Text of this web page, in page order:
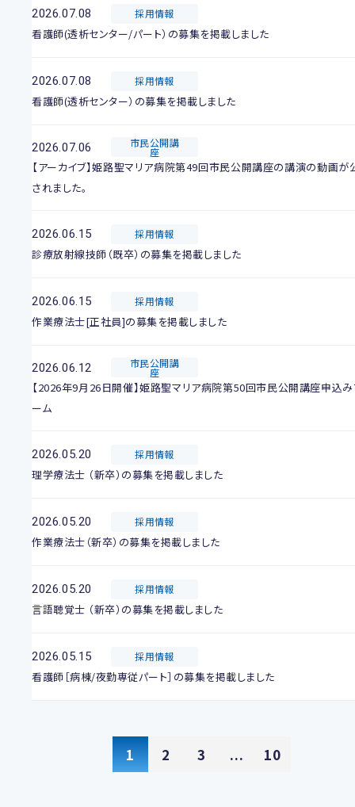
2026.07.08 採用情報
看護師(透析センター/パート）の募集を掲載しました
2026.07.08 採用情報
看護師(透析センター）の募集を掲載しました
2026.07.06 市民公開講
座
【アーカイブ】姫路聖マリア病院第49回市民公開講座の講演の動画が
されました。
2026.06.15 採用情報
診療放射線技師（既卒）の募集を掲載しました
2026.06.15 採用情報
作業療法士[正社員]の募集を掲載しました
2026.06.12 市民公開講
座
【2026年9月26日開催】姫路聖マリア病院第50回市民公開講座申込み
ーム
2026.05.20 採用情報
理学療法士 （新卒）の募集を掲載しました
2026.05.20 採用情報
作業療法士（新卒）の募集を掲載しました
2026.05.20 採用情報
言語聴覚士 （新卒）の募集を掲載しました
2026.05.15 採用情報
看護師［病棟/夜勤専従パート］の募集を掲載しました
1 2 3 ... 10